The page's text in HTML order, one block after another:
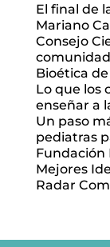
El final de
Mariano
Consejo
Bioética
Lo que los
enseñar a
Un paso
pediatras
Fundación
Mejores
Radar